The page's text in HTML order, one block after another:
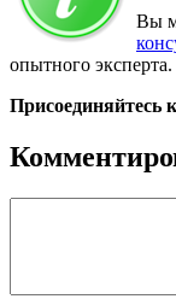
Вы
опытного эксперта.
Присоединяйтесь